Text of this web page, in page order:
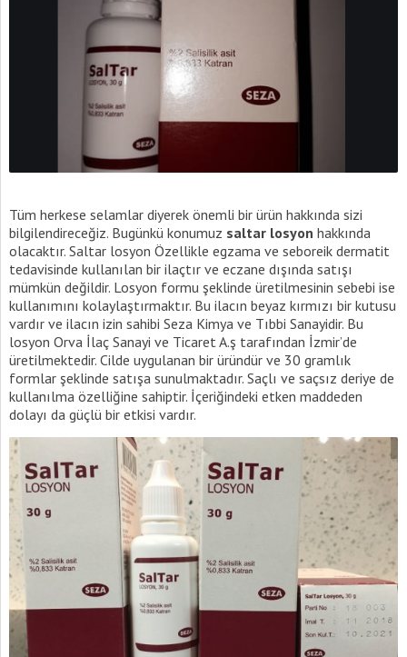
Tüm herkese selamlar diyerek önemli bir ürün hakkında sizi
bilgilendireceğiz. Bugünkü konumuz saltar losyon hakkında
olacaktır. Saltar losyon Özellikle egzama ve seboreik dermatit
tedavisinde kullanılan bir ilaçtır ve eczane dışında satışı
mümkün değildir. Losyon formu şeklinde üretilmesinin sebebi ise
kullanımını kolaylaştırmaktır. Bu ilacın beyaz kırmızı bir kutusu
vardır ve ilacın izin sahibi Seza Kimya ve Tıbbi Sanayidir. Bu
losyon Orva İlaç Sanayi ve Ticaret A.ş tarafından İzmir’de
üretilmektedir. Cilde uygulanan bir üründür ve 30 gramlık
formlar şeklinde satışa sunulmaktadır. Saçlı ve saçsız deriye de
kullanılma özelliğine sahiptir. İçeriğindeki etken maddeden
dolayı da güçlü bir etkisi vardır.